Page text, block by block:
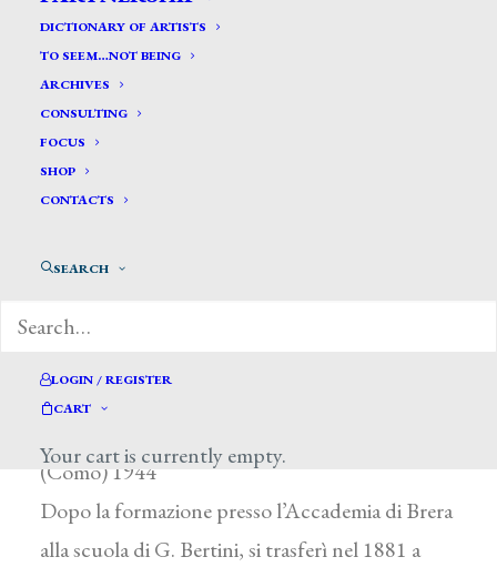
DICTIONARY OF ARTISTS
TO SEEM…NOT BEING
ARCHIVES
CONSULTING
FOCUS
SHOP
CONTACTS
SEARCH
LOGIN / REGISTER
CART
Your cart is currently empty.
Belloni Giorgio *
BELLONI GIORGIO
(Como) 1944
Dopo la formazione presso l’Accademia di Brera
alla scuola di G. Bertini, si trasferì nel 1881 a